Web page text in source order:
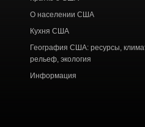
О населении США
Кухня США
География США: ресурсы,
рельеф, экология
Информация